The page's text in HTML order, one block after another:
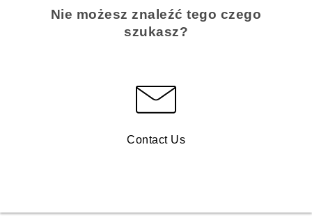
Nie możesz znaleźć tego czego
szukasz?
Contact Us